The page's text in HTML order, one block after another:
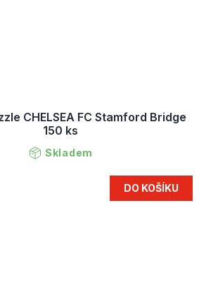
CHELSEA FC Stamford Bridge
150 ks
Skladem
DO KOŠÍKU